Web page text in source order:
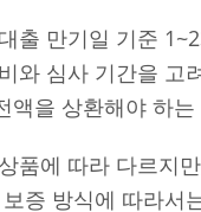
출 만기일 기준
와 심사 기간을 고
액을 상환해야 하
품에 따라 다르지
증 방식에 따라서